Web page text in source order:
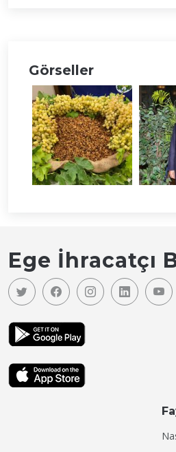
Görseller
Ege İhracatçı